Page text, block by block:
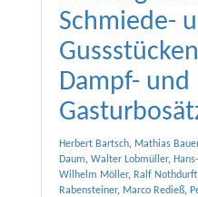
Schmiede-
Dampf- und
Herbert Bartsch, Mathias Bauer
Daum, Walter Lobmüller,
Wilhelm Möller, Ralf Nothdurft
Rabensteiner, Marco Redieß,